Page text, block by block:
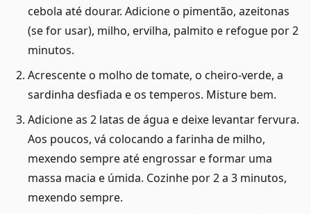
cebola até dourar. Adicione o pimentão, azeitonas
(se for usar), milho, ervilha, palmito e refogue por 2
minutos.
Acrescente o molho de tomate, o cheiro-verde, a
sardinha desfiada e os temperos. Misture bem.
Adicione as 2 latas de água e deixe levantar fervura.
Aos poucos, vá colocando a farinha de milho,
mexendo sempre até engrossar e formar uma
massa macia e úmida. Cozinhe por 2 a 3 minutos,
mexendo sempre.